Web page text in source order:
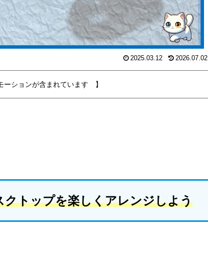
2025.03.12 2026.07.02
ーションが含まれています 】
トップを楽しくアレンジしよう